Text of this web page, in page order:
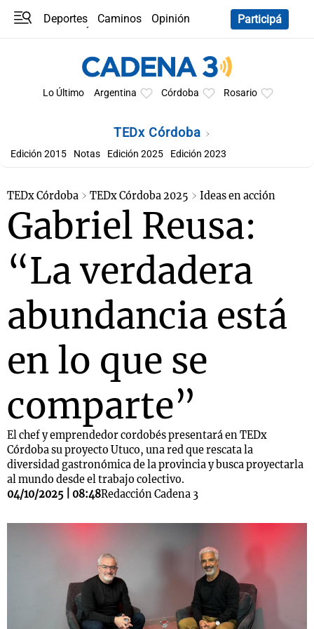
Deportes Caminos
Opinión
Participá
Lo Último Argentina Córdoba Rosario
TEDx Córdoba
Edición 2015 Notas Edición 2025 Edición 2023
TEDx Córdoba TEDx Córdoba 2025 Ideas en acción
Gabriel Reusa:
“La verdadera
abundancia está
en lo que se
comparte”
El chef y emprendedor cordobés presentará en TEDx
Córdoba su proyecto Utuco, una red que rescata la
diversidad gastronómica de la provincia y busca proyectarla
al mundo desde el trabajo colectivo.
04/10/2025 | 08:48Redacción Cadena 3